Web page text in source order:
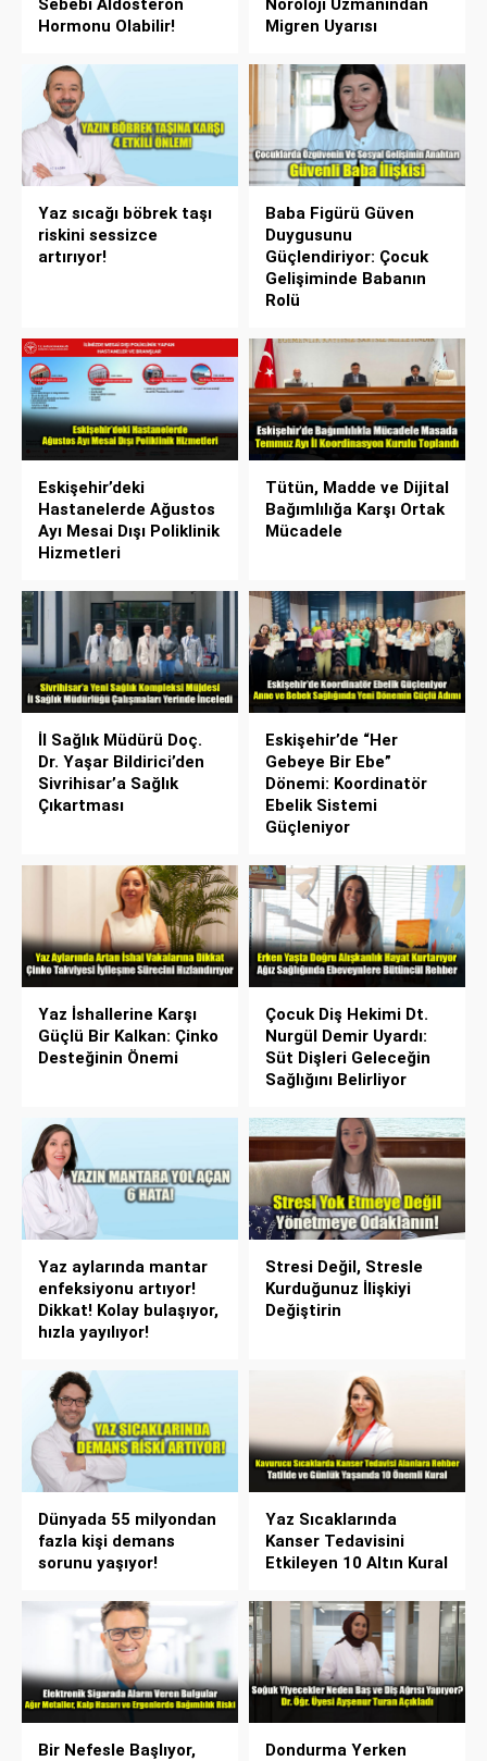
Sebebi Aldosteron
Hormonu Olabilir!
Nöroloji Uzmanından
Migren Uyarısı
Yaz sıcağı böbrek taşı
riskini sessizce
artırıyor!
Baba Figürü Güven
Duygusunu
Güçlendiriyor: Çocuk
Gelişiminde Babanın
Rolü
Eskişehir’deki
Hastanelerde Ağustos
Ayı Mesai Dışı Poliklinik
Hizmetleri
Tütün, Madde ve Dijital
Bağımlılığa Karşı Ortak
Mücadele
İl Sağlık Müdürü Doç.
Dr. Yaşar Bildirici’den
Sivrihisar’a Sağlık
Çıkartması
Eskişehir’de “Her
Gebeye Bir Ebe”
Dönemi: Koordinatör
Ebelik Sistemi
Güçleniyor
Yaz İshallerine Karşı
Güçlü Bir Kalkan: Çinko
Desteğinin Önemi
Çocuk Diş Hekimi Dt.
Nurgül Demir Uyardı:
Süt Dişleri Geleceğin
Sağlığını Belirliyor
Yaz aylarında mantar
enfeksiyonu artıyor!
Dikkat! Kolay bulaşıyor,
hızla yayılıyor!
Stresi Değil, Stresle
Kurduğunuz İlişkiyi
Değiştirin
Dünyada 55 milyondan
fazla kişi demans
sorunu yaşıyor!
Yaz Sıcaklarında
Kanser Tedavisini
Etkileyen 10 Altın Kural
Bir Nefesle Başlıyor,
Dondurma Yerken